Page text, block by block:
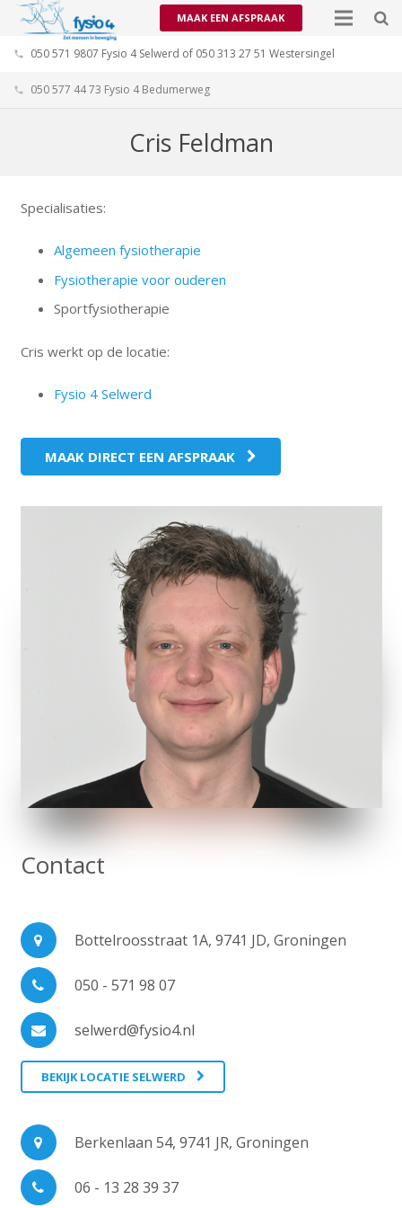
MAAK EEN AFSPRAAK
phone 050 571 9807 Fysio 4 Selwerd of 050 313 27 51 Westersingel
phone 050 577 44 73 Fysio 4 Bedumerweg
Cris Feldman
Specialisaties:
Algemeen fysiotherapie
Fysiotherapie voor ouderen
Sportfysiotherapie
Cris werkt op de locatie:
Fysio 4 Selwerd
MAAK DIRECT EEN AFSPRAAK
Contact
Bottelroosstraat 1A, 9741 JD, Groningen
050 - 571 98 07
selwerd@fysio4.nl
BEKIJK LOCATIE SELWERD
Berkenlaan 54, 9741 JR, Groningen
06 - 13 28 39 37